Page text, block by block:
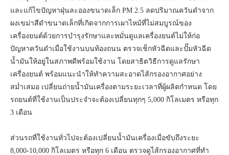
และแก้ไขปัญหาฝุ่นละอองขนาดเล็ก PM 2.5 ลดปริมาณควันดำจาก
ผงเขม่าสีดำขนาดเล็กที่เกิดจากการเผาไหม้ที่ไม่สมบูรณ์ของ
เครื่องยนต์ด้วยการบำรุงรักษาและหมั่นดูแลเครื่องยนต์ไม่ให้ก่อ
ปัญหาควันดำเมื่อใช้งานบนท้องถนน ตรวจเช็กหัวฉีดและปั๊มหัวฉีด
น้ำมันให้อยู่ในสภาพดีพร้อมใช้งาน โดยสาธิตวิธีการดูแลรักษา
เครื่องยนต์ พร้อมแนะนำให้ทำความสะอาดไส้กรองอากาศอย่าง
สม่ำเสมอ เปลี่ยนถ่ายน้ำมันเครื่องตามระยะเวลาที่ผู้ผลิตกำหนด โดย
รถยนต์ที่ใช้งานเป็นประจำจะต้องเปลี่ยนทุกๆ 5,000 กิโลเมตร หรือทุก
3 เดือน
ส่วนรถที่ใช้งานทั่วไปจะต้องเปลี่ยนน้ำมันเครื่องเมื่อขับถึงระยะ
8,000-10,000 กิโลเมตร หรือทุก 6 เดือน ตรวจดูไส้กรองอากาศที่ทำ